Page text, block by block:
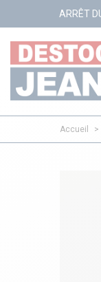
DU SITE E-
Accueil >